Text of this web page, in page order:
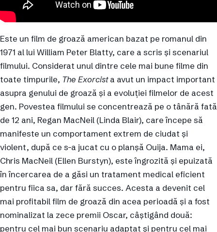
Este un film de groază american bazat pe romanul din
1971 al lui William Peter Blatty, care a scris și scenariul
filmului. Considerat unul dintre cele mai bune filme din
toate timpurile, The Exorcista avut un impact important
asupra genului de groază și a evoluției filmelor de acest
gen. Povestea filmului se concentrează pe o tânără fată
de 12 ani, Regan MacNeil (Linda Blair), care începe să
manifeste un comportament extrem de ciudat și
violent, după ce s-a jucat cu o planșă Ouija. Mama ei,
Chris MacNeil (Ellen Burstyn), este îngrozită și epuizată
în încercarea de a găsi un tratament medical eficient
pentru fiica sa, dar fără succes. Acesta a devenit cel
mai profitabil film de groază din acea perioadă și a fost
nominalizat la zece premii Oscar, câștigând două:
pentru cel mai bun scenariu adaptat și pentru cel mai